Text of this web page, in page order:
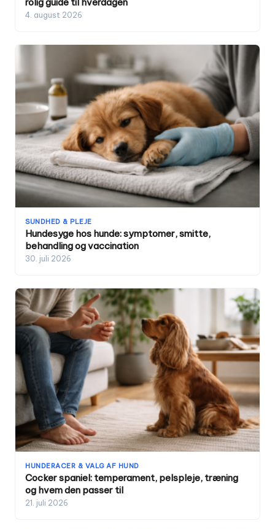
4. august 2026
SUNDHED & PLEJE
Hundesyge hos hunde: symptomer, smitte,
behandling og vaccination
30. juli 2026
HUNDERACER & VALG AF HUND
Cocker spaniel: temperament, pelspleje, træning
og hvem den passer til
21. juli 2026